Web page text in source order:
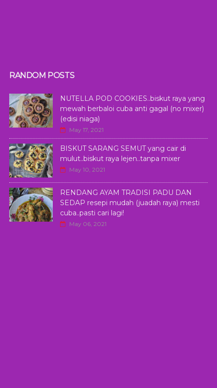
RANDOM POSTS
NUTELLA POD COOKIES..biskut raya yang
mewah berbaloi cuba anti gagal (no mixer)
(edisi niaga)
May 17, 2021
BISKUT SARANG SEMUT yang cair di
mulut..biskut raya lejen..tanpa mixer
May 10, 2021
RENDANG AYAM TRADISI PADU DAN
SEDAP resepi mudah (juadah raya) mesti
cuba..pasti cari lagi!
May 06, 2021